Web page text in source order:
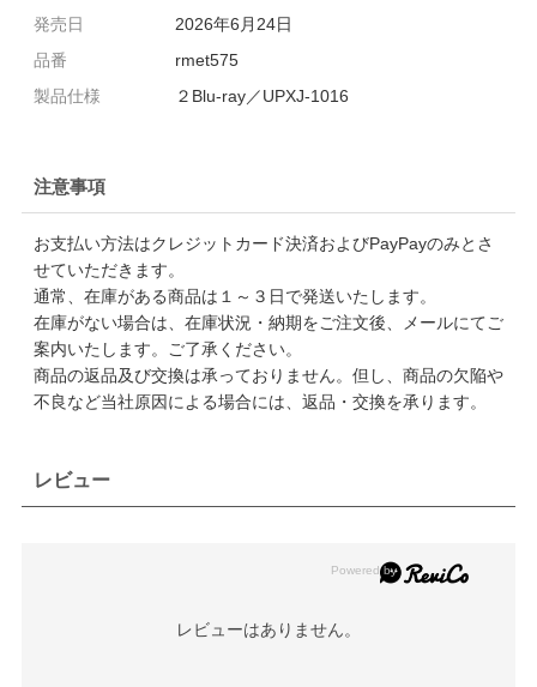
発売日
2026年6月24日
品番
rmet575
製品仕様
２Blu-ray／UPXJ-1016
注意事項
お支払い方法はクレジットカード決済およびPayPayのみとさ
せていただきます。
通常、在庫がある商品は１～３日で発送いたします。
在庫がない場合は、在庫状況・納期をご注文後、メールにてご
案内いたします。ご了承ください。
商品の返品及び交換は承っておりません。但し、商品の欠陥や
不良など当社原因による場合には、返品・交換を承ります。
レビュー
レビューはありません。